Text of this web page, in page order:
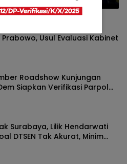
Usul Evaluasi Kabinet
Roadshow Kunjungan
Siapkan Verifikasi Parpol
Surabaya, Lilik Hendarwati
DTSEN Tak Akurat, Minim
dan Legalitas UMKM